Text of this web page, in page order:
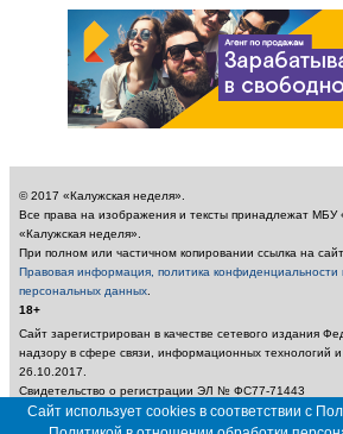
© 2017 «Калужская неделя».
Все права на изображения и тексты принадлежат МБУ
«Калужская неделя».
При полном или частичном копировании ссылка на сайт
Правовая информация, политика
персональных данных
18+
Сайт зарегистрирован в качестве сетевого издания
надзору в сфере связи, информационных технологий
26.10.2017.
Свидетельство о регистрации ЭЛ № ФС77-71443
Учредитель: Муниципальное бюджетное учреждение
неделя»
Сайт использует cookies в соответствии с